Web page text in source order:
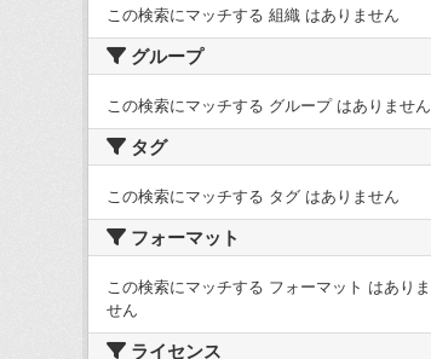
この検索にマッチする 組織 はありません
グループ
この検索にマッチする グループ はありません
タグ
この検索にマッチする タグ はありません
フォーマット
この検索にマッチする フォーマット はありま
せん
ライセンス